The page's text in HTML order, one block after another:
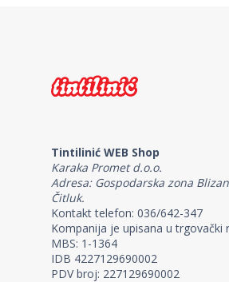
Tintilinić WEB Shop
Karaka Promet d.o.o.
Adresa: Gospodarska zona
Čitluk.
Kontakt telefon: 036/642-347
Kompanija je upisana u trgovački
MBS: 1-1364
IDB 4227129690002
PDV broj: 227129690002